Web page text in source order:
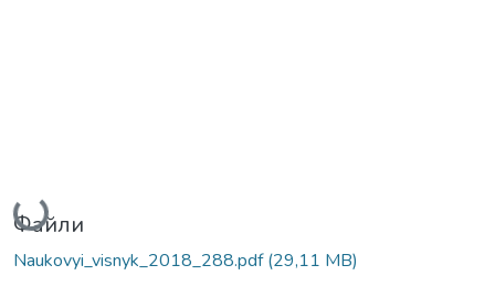
Вантажиться...
Файли
Naukovyi_visnyk_2018_288.pdf(29,11 MB)